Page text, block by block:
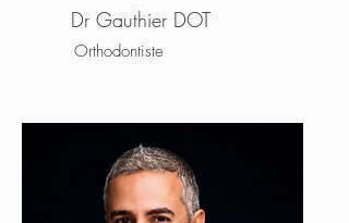
Dr Gauthier DOT
Orthodontiste